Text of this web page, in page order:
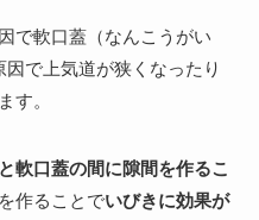
で軟口蓋（なんこうがい
で上気道が狭くなったり
す。
軟口蓋の間に隙間を作るこ
作ることでいびきに効果が